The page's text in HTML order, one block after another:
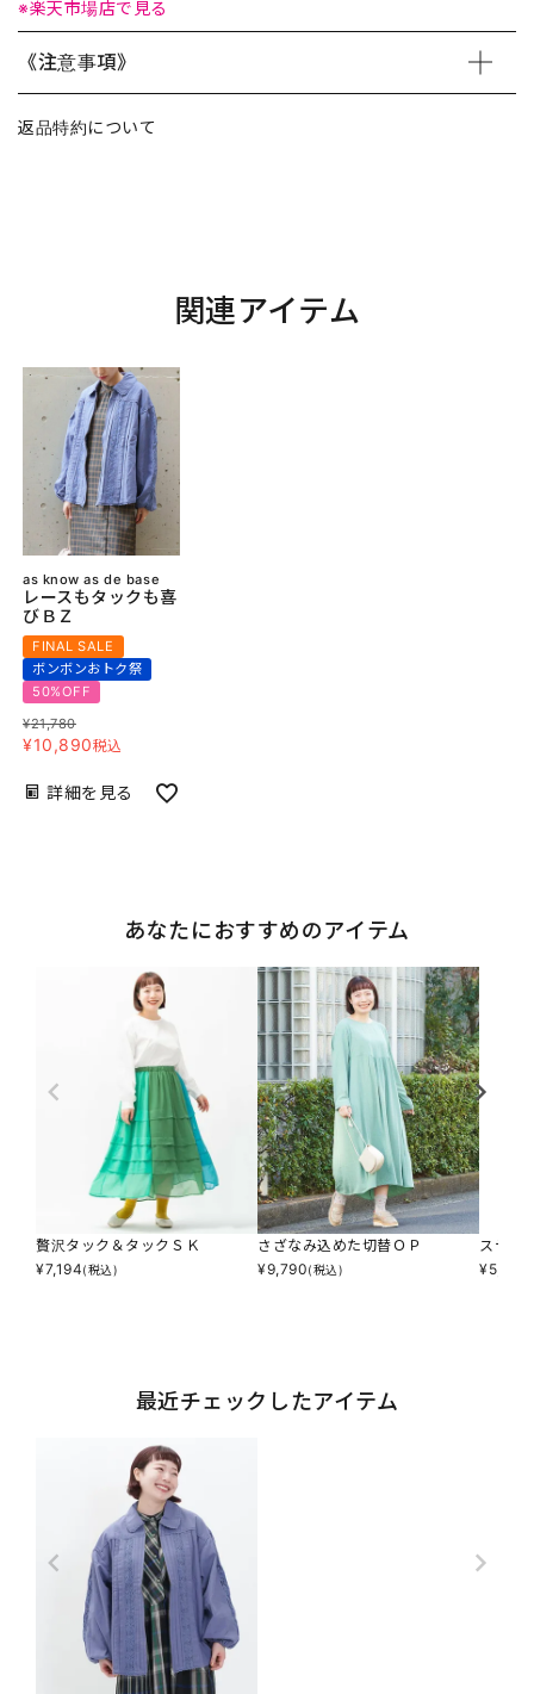
※楽天市場店で見る
《注意事項》
返品特約について
関連アイテム
as know as de base
レースもタックも喜
びＢＺ
FINAL SALE
ボンボンおトク祭
50%OFF
¥21,780
¥10,890税込
詳細を見る
あなたにおすすめのアイテム
贅沢タック＆タックＳＫ
¥7,194(税込)
さざなみ込めた切替ＯＰ
¥9,790(税込)
ステッ
¥5,874
最近チェックしたアイテム